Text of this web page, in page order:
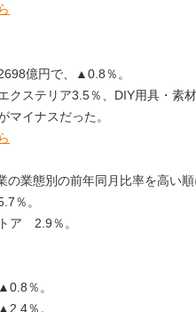
億円で、▲0.8％。
クステリア3.5％、DIY用具・素
マイナスだった。
の業態別の前年同月比率を高い順
％。
ア 2.9％。
％。
％。